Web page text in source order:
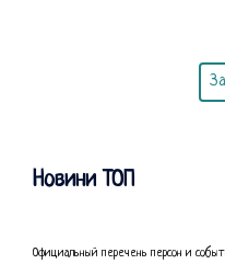
Новини ТОП
Официальный перечень персон и